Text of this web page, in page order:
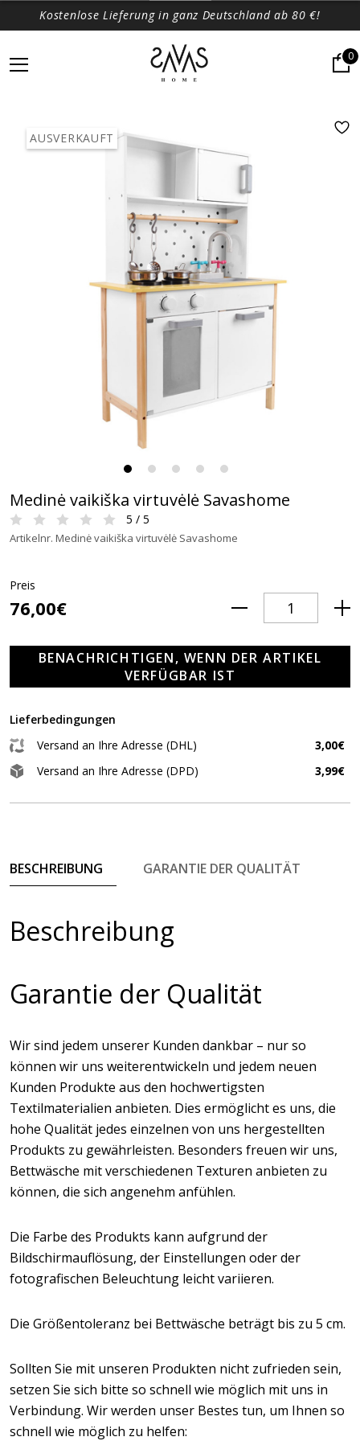
Kostenlose Lieferung in ganz Deutschland ab 80 €!
0
AUSVERKAUFT
Medinė vaikiška virtuvėlė Savashome
5 / 5
Artikelnr. Medinė vaikiška virtuvėlė Savashome
Preis
76,00€
BENACHRICHTIGEN, WENN DER ARTIKEL
VERFÜGBAR IST
Lieferbedingungen
Versand an Ihre Adresse (DHL)
3,00€
Versand an Ihre Adresse (DPD)
3,99€
BESCHREIBUNG GARANTIE DER QUALITÄT
Beschreibung
Garantie der Qualität
Wir sind jedem unserer Kunden dankbar – nur so
können wir uns weiterentwickeln und jedem neuen
Kunden Produkte aus den hochwertigsten
Textilmaterialien anbieten. Dies ermöglicht es uns, die
hohe Qualität jedes einzelnen von uns hergestellten
Produkts zu gewährleisten. Besonders freuen wir uns,
Bettwäsche mit verschiedenen Texturen anbieten zu
können, die sich angenehm anfühlen.
Die Farbe des Produkts kann aufgrund der
Bildschirmauflösung, der Einstellungen oder der
fotografischen Beleuchtung leicht variieren.
Die Größentoleranz bei Bettwäsche beträgt bis zu 5 cm.
Sollten Sie mit unseren Produkten nicht zufrieden sein,
setzen Sie sich bitte so schnell wie möglich mit uns in
Verbindung. Wir werden unser Bestes tun, um Ihnen so
schnell wie möglich zu helfen: